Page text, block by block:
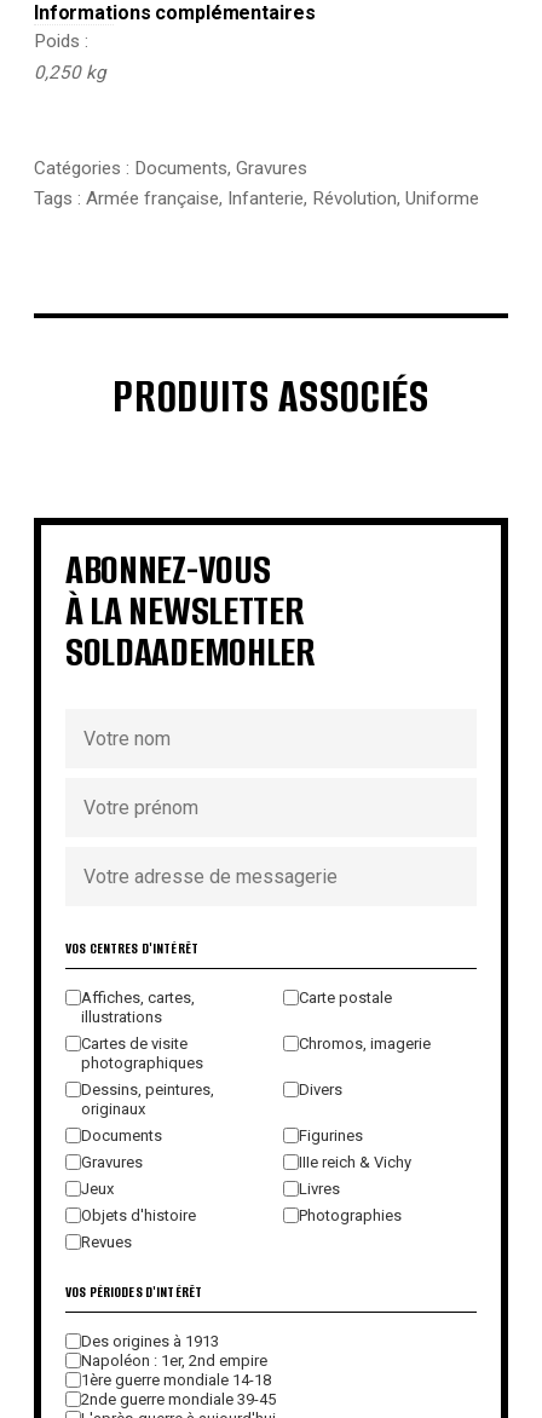
Informations complémentaires
Poids
0,250 kg
Catégories : Documents, Gravures
Tags : Armée française, Infanterie, Révolution, Uniforme
PRODUITS ASSOCIÉS
€ €
€ €
€
€
ABONNEZ-VOUS
À LA NEWSLETTER
SOLDAADEMOHLER
VOS CENTRES D'INTÉRÊT
Affiches, cartes,
illustrations
Carte postale
Cartes de visite
photographiques
Chromos, imagerie
Dessins, peintures,
originaux
Divers
Documents
Figurines
Gravures
IIIe reich & Vichy
Jeux
Livres
Objets d'histoire
Photographies
Revues
VOS PÉRIODES D'INTÉRÊT
Des origines à 1913
Napoléon : 1er, 2nd empire
1ère guerre mondiale 14-18
2nde guerre mondiale 39-45